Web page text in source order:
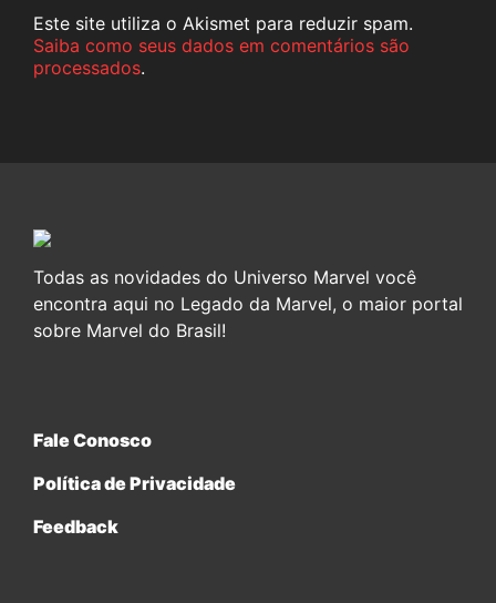
Este site utiliza o Akismet para reduzir spam.
Saiba como seus dados em comentários são
processados.
Todas as novidades do Universo Marvel você
encontra aqui no Legado da Marvel, o maior portal
sobre Marvel do Brasil!
Fale Conosco
Política de Privacidade
Feedback